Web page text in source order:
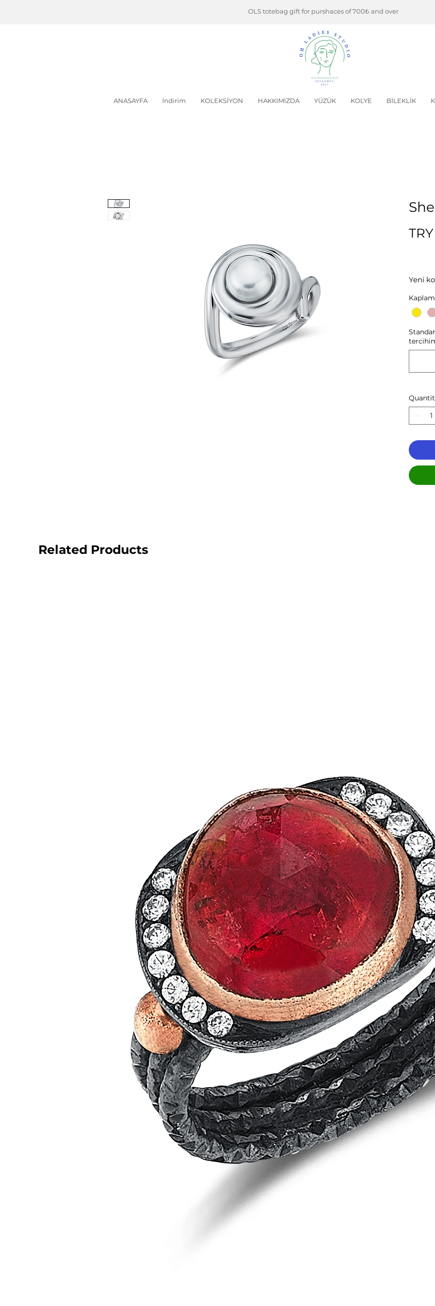
OLS totebag gift for purshaces of 700₺ and over
ANASAYFA İndirim KOLEKSİYON HAKKIMIZDA YÜZÜK KOLYE BİLEKLİK
Yeni
özel
Related Products